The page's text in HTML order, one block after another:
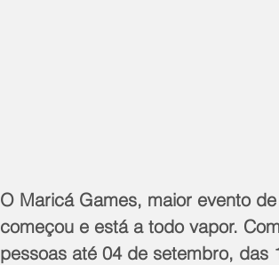
O Maricá Games, maior evento
começou e está a todo vapor.
pessoas até 04 de setembro, das